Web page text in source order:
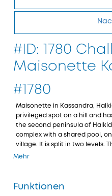
#ID: 1780
Maisonette
#1780
Maisonette in Kassandra,
privileged spot on a hill and
the second peninsula of
complex with a shared pool,
village. It is split in two levels.
Mehr
Funktionen